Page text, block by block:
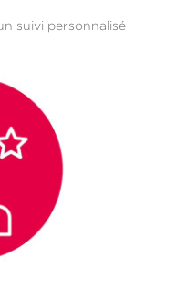
suivi personnalisé